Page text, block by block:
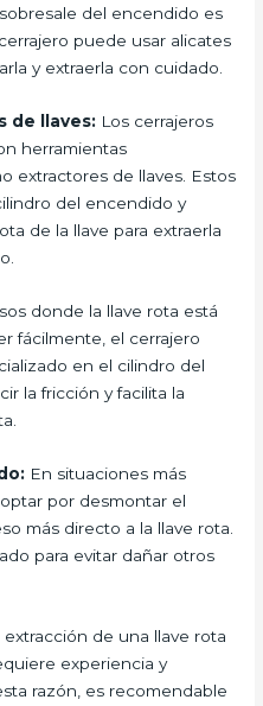
del encendido es
puede usar alicates
y extraerla con cuidado.
de llaves: Los cerrajeros
herramientas
extractores de llaves. Estos
del encendido y
de la llave para extraerla
donde la llave rota está
fácilmente, el cerrajero
en el cilindro del
la fricción y facilita la
En situaciones más
por desmontar el
más directo a la llave rota.
para evitar dañar otros
de una llave rota
experiencia y
razón, es recomendable